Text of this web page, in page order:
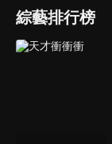
綜藝排行榜